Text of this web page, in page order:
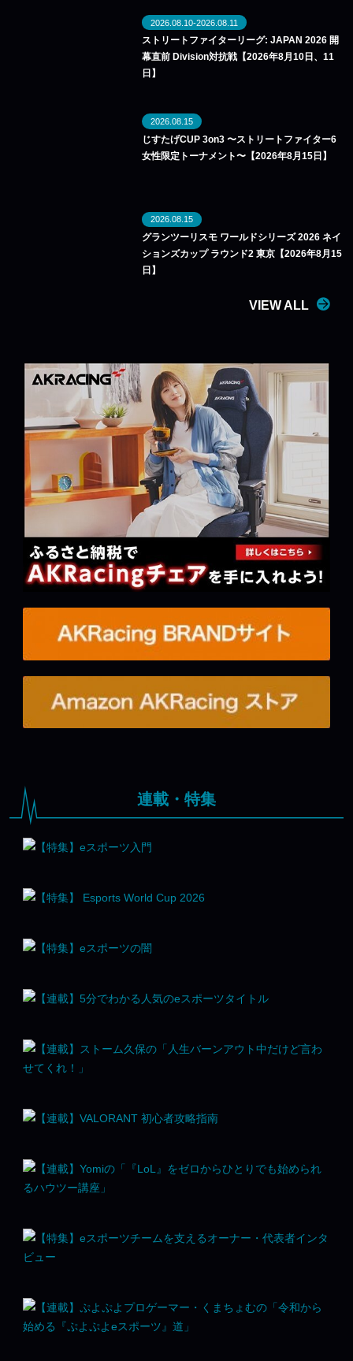
2026.08.10-2026.08.11
ストリートファイターリーグ: JAPAN 2026 開
幕直前 Division対抗戦【2026年8月10日、11
日】
2026.08.15
じすたげCUP 3on3 〜ストリートファイター6
女性限定トーナメント〜【2026年8月15日】
2026.08.15
グランツーリスモ ワールドシリーズ 2026 ネイ
ションズカップ ラウンド2 東京【2026年8月15
日】
VIEW ALL
連載・特集